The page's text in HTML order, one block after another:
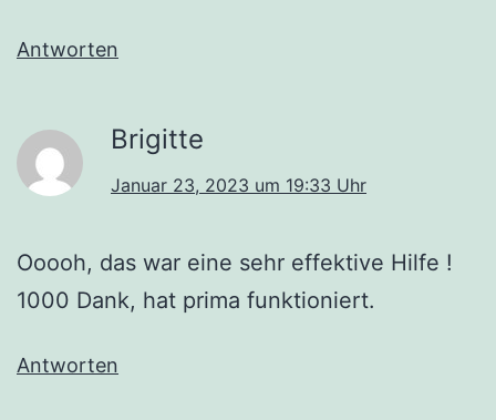
Antworten
Brigitte
Januar 23, 2023 um 19:33 Uhr
Ooooh, das war eine sehr effektive Hilfe !
1000 Dank, hat prima funktioniert.
Antworten